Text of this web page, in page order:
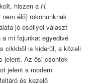
hiszen aH.
élő) rokonunknak
jó eséllyel választ
mi fajunkat egyedivé
cikkből is kiderül, a közeli
jelent. Az ősi csontok
jelent a modern
és kezelő